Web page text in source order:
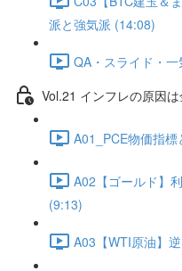
派と強気派 (14:08)
QA・スライド・
Vol.21 インフレの原因
A01_PCE物価指
A02【ゴールド】
(9:13)
A03【WTI原油】